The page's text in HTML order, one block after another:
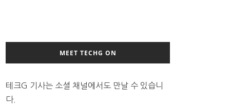
MEET TECHG ON
테크G 기사는 소셜 채널에서도 만날 수 있습니
다.